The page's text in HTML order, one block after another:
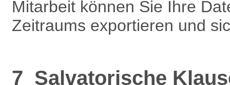
Mitarbeit können Sie Ihre
Zeitraums exportieren und
7 Salvatorische